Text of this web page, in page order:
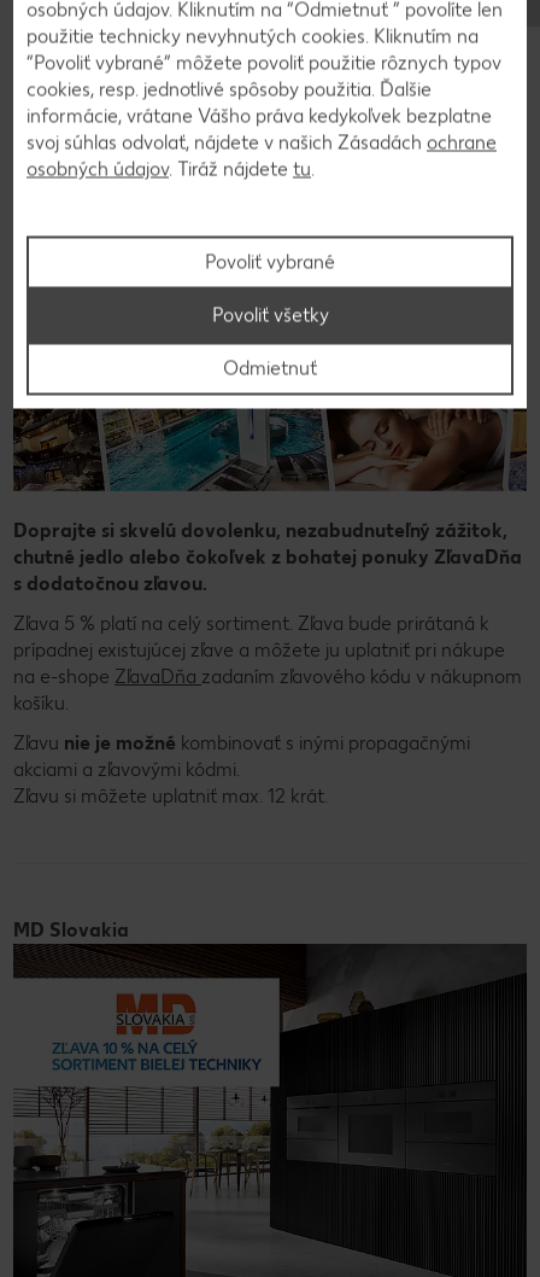
ZľavaDňa.
Doprajte si skvelú dovolenku, nezabudnuteľný zážitok,
chutné jedlo alebo čokoľvek z bohatej ponuky ZľavaDňa
s dodatočnou zľavou.
Zľava 5 % platí na celý sortiment. Zľava bude prirátaná k
prípadnej existujúcej zľave a môžete ju uplatniť pri nákupe
na e-shope ZľavaDňa zadaním zľavového kódu v nákupnom
košíku.
Zľavu nie je možné kombinovať s inými propagačnými
akciami a zľavovými kódmi.
Zľavu si môžete uplatniť max. 12 krát.
MD Slovakia
osobných údajov. Kliknutím na “Odmietnuť ” povolíte len
použitie technicky nevyhnutých cookies. Kliknutím na
“Povoliť vybrané” môžete povoliť použitie rôznych typov
cookies, resp. jednotlivé spôsoby použitia. Ďalšie
informácie, vrátane Vášho práva kedykoľvek bezplatne
svoj súhlas odvolať, nájdete v našich Zásadách ochrane
osobných údajov. Tiráž nájdete tu.
Povoliť vybrané
Odmietnuť
Povoliť všetky